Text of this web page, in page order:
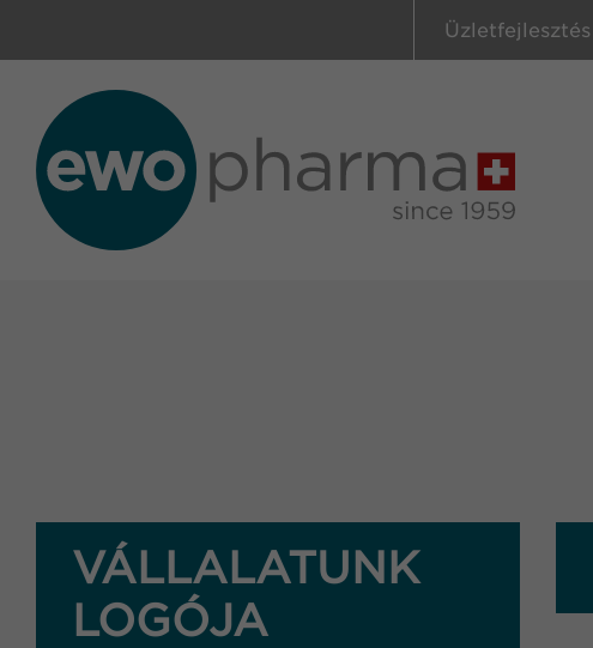
Üzletfejlesztés
VÁLLALATUNK
LOGÓJA